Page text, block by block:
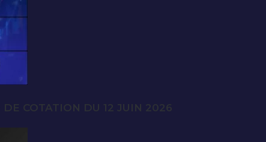
COTATION DU 12 JUIN 2026